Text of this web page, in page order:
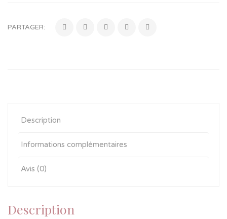
PARTAGER:
Description
Informations complémentaires
Avis (0)
Description